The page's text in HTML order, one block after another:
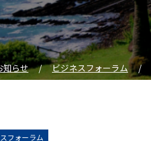
知らせ ビジネスフォーラム
フォーラム